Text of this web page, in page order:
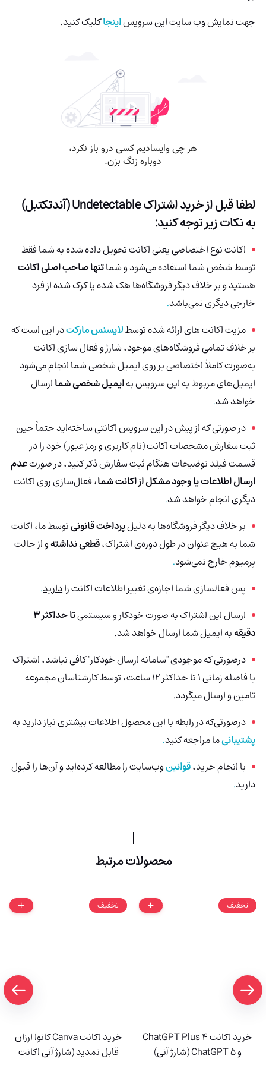
جهت نمایش وب سایت این سرویساینجاکلیک کنید.
لطفا قبل از خرید اشتراکUndetectable (آندتکتبل)
به نکات زیر توجه کنید:
اکانت نوع اختصاصی یعنی اکانت تحویل داده شده به شما فقط
توسط شخص شما استفاده می‌شود و شماتنها صاحب اصلی اکانت
هستید و بر خلاف دیگر فروشگاه‌ها هک شدهیا کرک شده از فرد
خارجی دیگری نمی‌باشد.
مزیت اکانت های ارائه شده توسطلایسنس مارکتدر این است که
بر خلاف تمامی فروشگاه‌های موجود، شارژ و فعال سازی اکانت
به‌صورت کاملاً اختصاصی بر روی ایمیل شخصی شما انجام می‌شود
ایمیل‌های مربوط به این سرویس بهایمیل شخصی شماارسال
خواهد شد.
در صورتی که از پیش در این سرویس اکانتی ساخته‌اید حتماً حین
ثبت سفارش مشخصات اکانت (نام کاربری و رمز عبور) خود را در
قسمت فیلد توضیحات هنگام ثبت سفارش ذکر کنید، در صورتعدم
ارسال اطلاعات یا وجود مشکل از اکانت شما، فعال‌سازی روی اکانت
دیگری انجام خواهد شد.
بر خلاف دیگر فروشگاه‌ها به دلیلپرداخت قانونیتوسط ما، اکانت
شما به هیچ عنوان در طول دوره‌ی اشتراک،قطعی نداشتهو از حالت
پرمیوم خارج نمی‌شود.
پس فعالسازی شما اجازه‌ی تغییر اطلاعات اکانت رادارید.
ارسال این اشتراک به صورت خودکار و سیستمی
تا حداکثر 3
دقیقهبه ایمیل شما ارسال خواهد شد.
درصورتی که موجودی "سامانه ارسال خودکار" کافی نباشد، اشتراک
با فاصله زمانی 1 تا حداکثر 12 ساعت، توسط کارشناسان مجموعه
تامین و ارسال میگردد.
درصورتی‌که در رابطه با این محصول اطلاعات بیشتری نیاز دارید به
پشتیبانیما مراجعه کنید.
با انجام خرید،قوانینوب‌سایت را مطالعه کرده‌اید و آن‌ها را قبول
دارید.
محصولات مرتبط
تخفیف
خرید اکانت ChatGPT Plus 4
و ChatGPT 5 (شارژ آنی)
تخفیف
خرید اکانت Canva کانوا ارزان
قابل تمدید (شارژ آنی اکانت